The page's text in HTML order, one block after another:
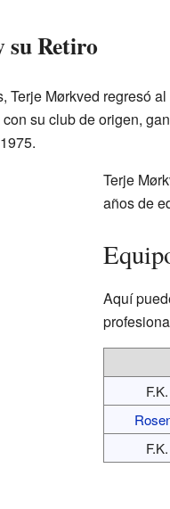
su Retiro
Terje Mørkved regresó
su club de origen,
Terje
años de
Aquí